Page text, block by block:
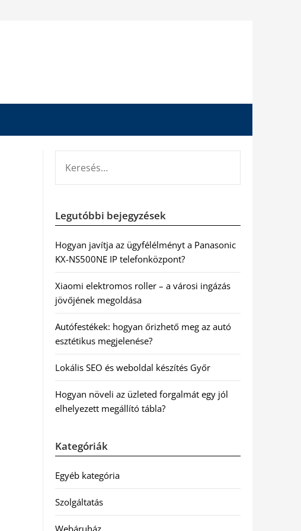
Legutóbbi bejegyzések
Hogyan javítja az ügyfélélményt a Panasonic
KX-NS500NE IP telefonközpont?
Xiaomi elektromos roller – a városi ingázás
jövőjének megoldása
Autófestékek: hogyan őrizhető meg az autó
esztétikus megjelenése?
Lokális SEO és weboldal készítés Győr
Hogyan növeli az üzleted forgalmát egy jól
elhelyezett megállító tábla?
Kategóriák
Egyéb kategória
Szolgáltatás
Webáruház